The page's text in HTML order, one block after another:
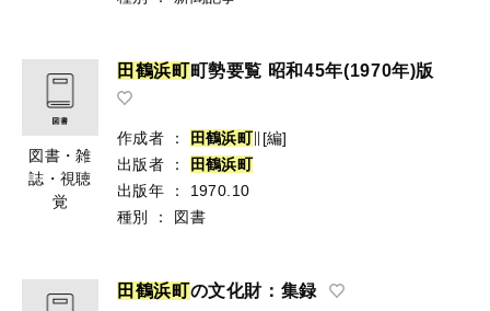
図書・雑
誌・視聴
覚
田 鶴浜町町勢要覧 昭和45年(1970年)版
作成者 ： 田鶴浜町∥[編]
出版者
： 田鶴浜町
出版年
：
1970.10
種別
： 図書
田 鶴浜町の文化財：集録